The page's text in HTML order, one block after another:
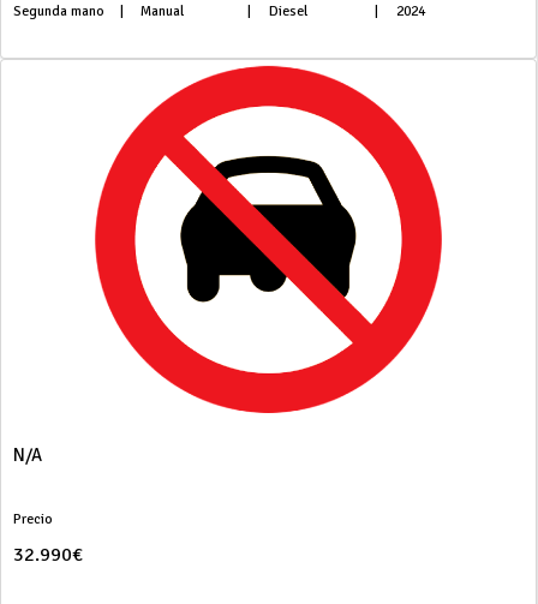
Segunda mano Manual Diesel 2024
N/A
Precio
32.990€